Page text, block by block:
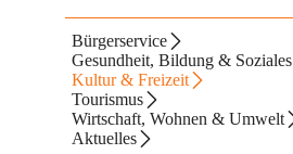
Bürgerservice
Gesundheit, Bildung & Soziales
Kultur & Freizeit
Tourismus
Wirtschaft, Wohnen & Umwelt
Aktuelles
Bücherei
Stadtbibliothek Fehring
Grazerstraße 3, 8350 Fehring (Gerberhaus)